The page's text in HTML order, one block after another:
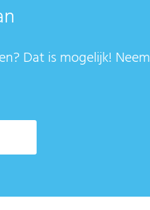
Dat is mogelijk!